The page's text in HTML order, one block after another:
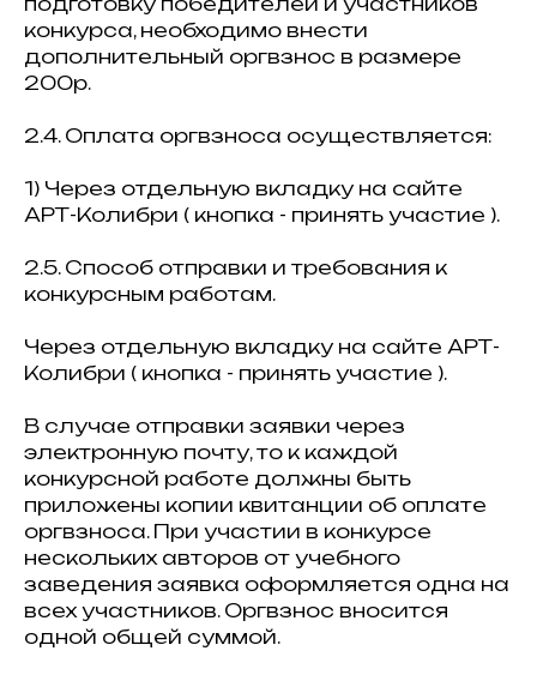
конкурса, необходимо внести
дополнительный оргвзнос в размере
200р.
2.4. Оплата оргвзноса осуществляется:
1) Через отдельную вкладку на сайте
АРТ-Колибри ( кнопка - принять участие ).
2.5. Способ отправки и требования к
конкурсным работам.
Через отдельную вкладку на сайте АРТ-
Колибри ( кнопка - принять участие ).
В случае отправки заявки через
электронную почту, то к каждой
конкурсной работе должны быть
приложены копии квитанции об оплате
оргвзноса. При участии в конкурсе
нескольких авторов от учебного
заведения заявка оформляется одна на
всех участников. Оргвзнос вносится
одной общей суммой.